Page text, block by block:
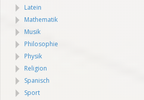
Latein
Mathematik
Musik
Philosophie
Physik
Religion
Spanisch
Sport